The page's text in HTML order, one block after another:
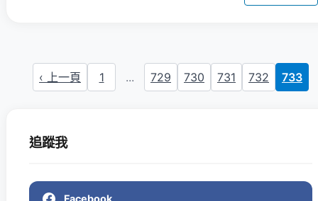
‹ 上一頁 1 ... 729 730 731 732 733
追蹤我
Facebook